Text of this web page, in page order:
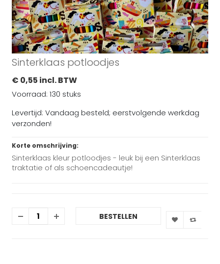
Sinterklaas potloodjes
€ 0,55 incl. BTW
Voorraad: 130 stuks
Levertijd: Vandaag besteld; eerstvolgende werkdag
verzonden!
Korte omschrijving:
Sinterklaas kleur potloodjes - leuk bij een Sinterklaas
traktatie of als schoencadeautje!
BESTELLEN